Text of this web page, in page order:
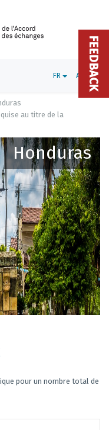
FR ADMIN
au titre de la
Honduras
pour un nombre total de
FEEDBACK